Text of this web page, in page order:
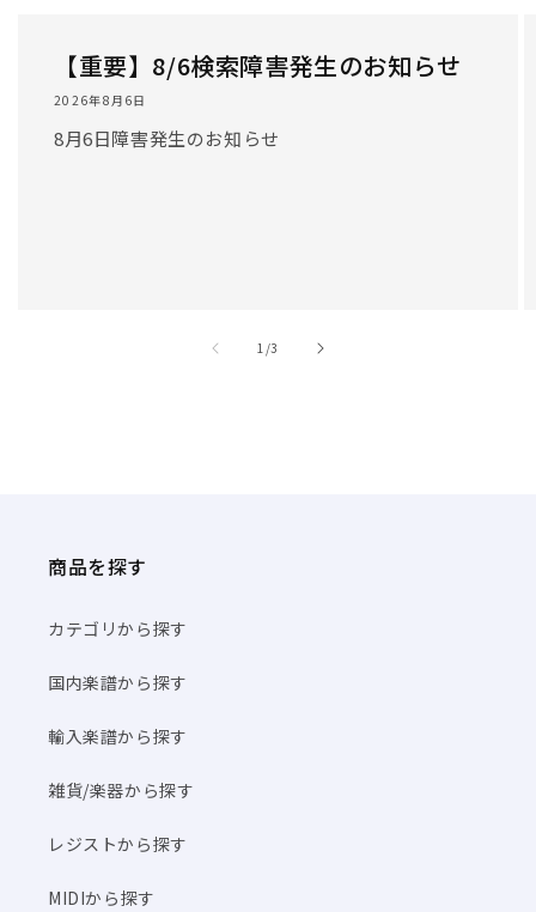
商品を探す
カテゴリから探す
国内楽譜から探す
輸入楽譜から探す
雑貨/楽器から探す
レジストから探す
MIDIから探す